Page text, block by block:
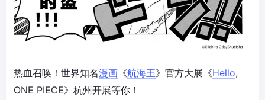
热血召唤！世界知名漫画 《航海王》官方大展《Hello,
ONE PIECE》杭州开展等你！